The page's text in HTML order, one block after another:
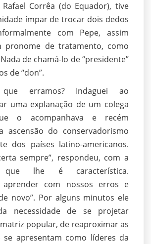
Corrêa (do Equador), tive
ímpar de trocar dois dedos
com Pepe, assim
pronome de tratamento, como
de chamá-lo de “presidente”
de “don”.
erramos? Indaguei ao
uma explanação de um colega
o acompanhava e recém
ascensão do conservadorismo
dos países latino-americanos.
sempre”, respondeu, com a
que lhe é característica.
aprender com nossos erros e
novo”. Por alguns minutos ele
necessidade de se projetar
popular, de reaproximar as
se apresentam como líderes da